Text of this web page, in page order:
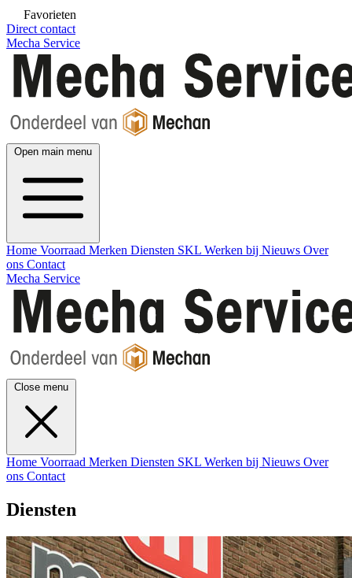
Favorieten
Direct contact
Mecha Service
Open main menu
Home Voorraad Merken Diensten SKL Werken bij Nieuws Over
ons Contact
Mecha Service
Close menu
Home Voorraad Merken Diensten SKL Werken bij Nieuws Over
ons Contact
Diensten